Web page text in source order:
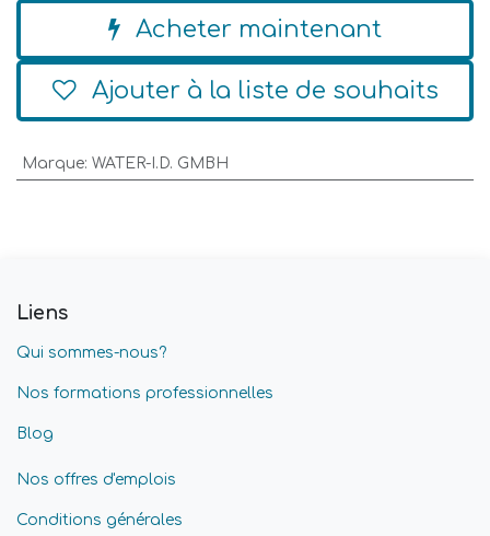
Acheter maintenant
Ajouter à la liste de souhaits
Marque: WATER-I.D. GMBH
Liens
Qui sommes-nous?
Nos formations professionnelles
Blog
Nos offres d'emplois
Conditions générales